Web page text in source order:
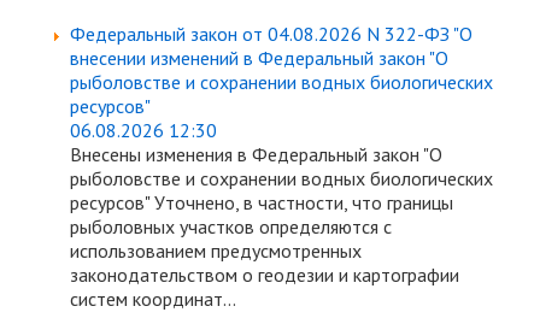
Федеральный закон от 04.08.2026 N 322-ФЗ "О
внесении изменений в Федеральный закон "О
рыболовстве и сохранении водных биологических
ресурсов"
06.08.2026 12:30
Внесены изменения в Федеральный закон "О
рыболовстве и сохранении водных биологических
ресурсов" Уточнено, в частности, что границы
рыболовных участков определяются с
использованием предусмотренных
законодательством о геодезии и картографии
систем координат...